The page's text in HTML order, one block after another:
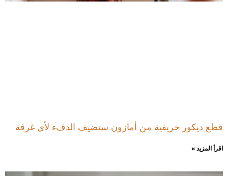
قطع ديكور خريفية من أمازون ستضيف الدفء لأي غرفة
اقرأ المزيد »